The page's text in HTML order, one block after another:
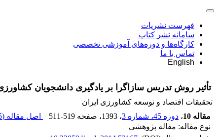
فهرست نشریات
سامانه نشر کتاب
کارگاه‌ها و دوره‌های آموزشی تخصصی
تماس با ما
English
تأثیر روش‌‌ تدریس سازاگرا بر یادگیری دانشجویان
تحقیقات اقتصاد و توسعه کشاورزی ایران
مقاله 10
، دوره 45، شماره 3 ، 1393 ، صفحه 511-519 اصل مقاله (
نوع مقاله: مقاله پژوهشی